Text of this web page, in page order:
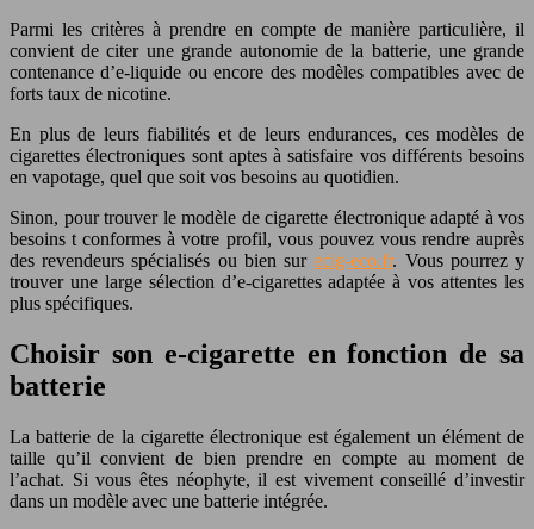
Parmi les critères à prendre en compte de manière particulière, il
convient de citer une grande autonomie de la batterie, une grande
contenance d’e-liquide ou encore des modèles compatibles avec de
forts taux de nicotine.
En plus de leurs fiabilités et de leurs endurances, ces modèles de
cigarettes électroniques sont aptes à satisfaire vos différents besoins
en vapotage, quel que soit vos besoins au quotidien.
Sinon, pour trouver le modèle de cigarette électronique adapté à vos
besoins t conformes à votre profil, vous pouvez vous rendre auprès
des revendeurs spécialisés ou bien surecig-eco.fr. Vous pourrez y
trouver une large sélection d’e-cigarettes adaptée à vos attentes les
plus spécifiques.
Choisir son e-cigarette en fonction de sa
batterie
La batterie de la cigarette électronique est également un élément de
taille qu’il convient de bien prendre en compte au moment de
l’achat. Si vous êtes néophyte, il est vivement conseillé d’investir
dans un modèle avec une batterie intégrée.